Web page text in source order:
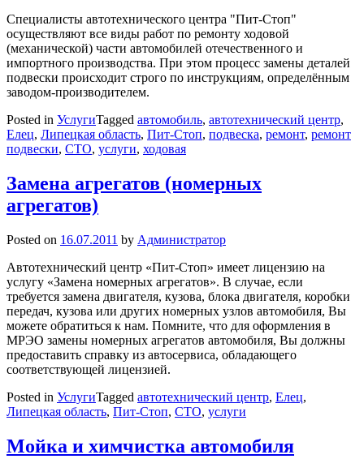
Специалисты автотехнического центра "Пит-Стоп"
осуществляют все виды работ по ремонту ходовой
(механической) части автомобилей отечественного и
импортного производства. При этом процесс замены деталей
подвески происходит строго по инструкциям, определённым
заводом-производителем.
Posted in УслугиTagged автомобиль, автотехнический центр,
Елец, Липецкая область, Пит-Стоп, подвеска, ремонт, ремонт
подвески, СТО, услуги, ходовая
Замена агрегатов (номерных
агрегатов)
Posted on 16.07.2011 by Администратор
Автотехнический центр «Пит-Стоп» имеет лицензию на
услугу «Замена номерных агрегатов». В случае, если
требуется замена двигателя, кузова, блока двигателя, коробки
передач, кузова или других номерных узлов автомобиля, Вы
можете обратиться к нам. Помните, что для оформления в
МРЭО замены номерных агрегатов автомобиля, Вы должны
предоставить справку из автосервиса, обладающего
соответствующей лицензией.
Posted in УслугиTagged автотехнический центр, Елец,
Липецкая область, Пит-Стоп, СТО, услуги
Мойка и химчистка автомобиля